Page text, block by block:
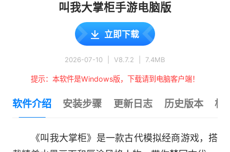
叫我大掌柜手游电脑版
立即下载
2026-07-10 V8.7.2 7.4MB
提示：本软件是Windows版，下载请到电脑客户端！
软件介绍 安装步骤 更新日志 历史版本 相
《叫我大掌柜》是一款古代模拟经商游戏，搭